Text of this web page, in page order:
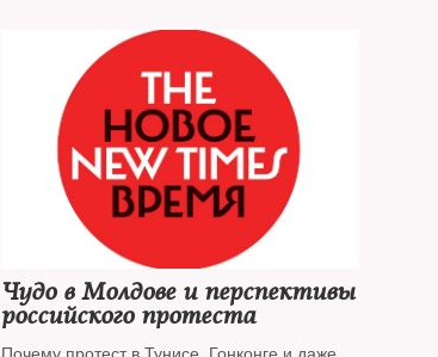
Чудо в Молдове и перспективы
российского протеста
Почему протест в Тунисе, Гонконге и даже